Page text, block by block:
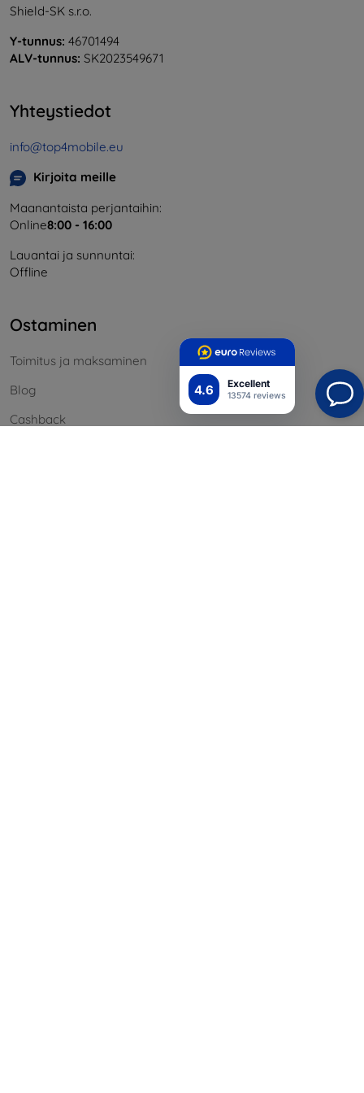
4.6 Excellent
13574 reviews
Shield-SK s.r.o.
Y-tunnus: 46701494
ALV-tunnus: SK2023549671
Yhteystiedot
info@top4mobile.eu
Kirjoita meille
Maanantaista perjantaihin:
Online8:00 - 16:00
Lauantai ja sunnuntai:
Offline
Ostaminen
Toimitus ja maksaminen
Blog
Cashback